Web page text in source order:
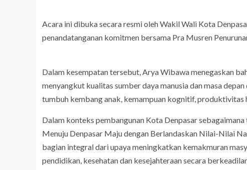
Acara ini dibuka secara resmi oleh Wakil Wali Kota
penandatanganan komitmen bersama Pra Musren
Dalam kesempatan tersebut, Arya Wibawa menegaskan
menyangkut kualitas sumber daya manusia dan masa
tumbuh kembang anak, kemampuan kognitif, produktivitas
Dalam konteks pembangunan Kota Denpasar
Menuju Denpasar Maju dengan Berlandaskan Nilai-Nilai
bagian integral dari upaya meningkatkan kemakmuran
pendidikan, kesehatan dan kesejahteraan secara